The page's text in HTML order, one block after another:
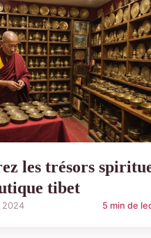
les trésors
tibet
2024 5 min de